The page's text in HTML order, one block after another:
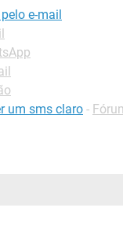
e-mail
um sms claro -